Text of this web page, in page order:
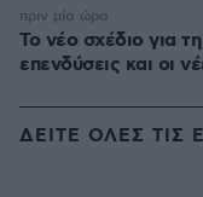
Το νέο σχέδιο για
επενδύσεις και οι
πριν μία ώρα
ΔΕΙΤΕ ΟΛΕΣ ΤΙΣ